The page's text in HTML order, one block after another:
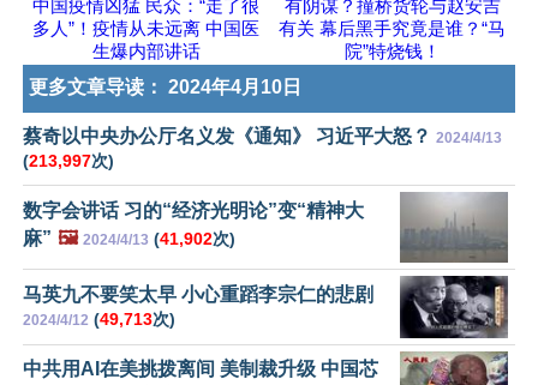
中国疫情凶猛 民众：“走了很
多人”！疫情从未远离 中国医
生爆内部讲话
有阴谋？撞桥货轮与赵安吉
有关 幕后黑手究竟是谁？“马
院”特烧钱！
更多文章导读： 2024年4月10日
蔡奇以中央办公厅名义发《通知》 习近平大怒？ 2024/4/13
(213,997次)
数字会讲话 习的“经济光明论”变“精神大
麻” 🖼️ 2024/4/13 (41,902次)
马英九不要笑太早 小心重蹈李宗仁的悲剧
2024/4/12 (49,713次)
中共用AI在美挑拨离间 美制裁升级 中国芯